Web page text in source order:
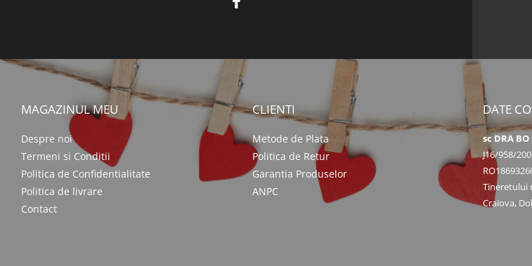
MAGAZINUL MEU
Despre noi
Termeni si Conditii
Politica de Confidentialitate
Politica de livrare
Contact
CLIENTI
Metode de Plata
Politica de Retur
Garantia Produselor
ANPC
DATE
sc DRA BO
J16/958/
Tineretului
Craiova,